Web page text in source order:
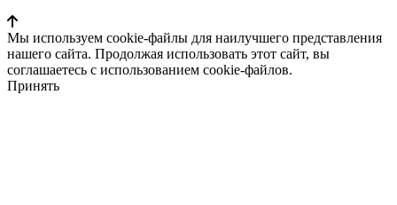
Мы используем cookie-файлы для наилучшего представления
нашего сайта. Продолжая использовать этот сайт, вы
соглашаетесь с использованием cookie-файлов.
Принять